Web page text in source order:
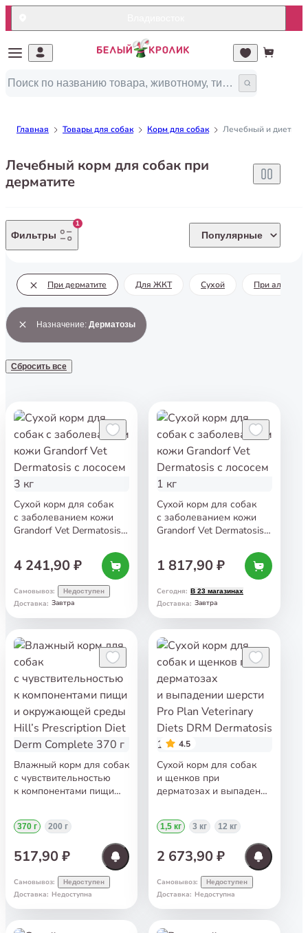
Главная Товары для собак Корм для собак Лечебный и
Лечебный корм для собак при
дерматите
Фильтры
1
Популярные
При дерматите Для ЖКТ Сухой При аллергии
Назначение: Дерматозы
Сбросить все
Сухой корм для собак
с заболеванием кожи
Grandorf Vet Dermatosis
4 241,90 ₽
Самовывоз: Недоступен
Доставка: Завтра
Сухой корм для собак
с заболеванием кожи
Grandorf Vet Dermatosis
1 817,90 ₽
Сегодня: В 23 магазинах
Доставка: Завтра
Влажный корм для собак
с чувствительностью
к компонентами пищи
Hill’s Prescription Diet
Derm Complete 370 г
370 г 200 г
517,90 ₽
Самовывоз: Недоступен
Доставка: Недоступна
4.5
Сухой корм для собак
и щенков при
дерматозах и выпадении
Veterinary Diets DRM
Dermatosis 1,5 кг
1,5 кг 3 кг 12 кг
2 673,90 ₽
Самовывоз: Недоступен
Доставка: Недоступна